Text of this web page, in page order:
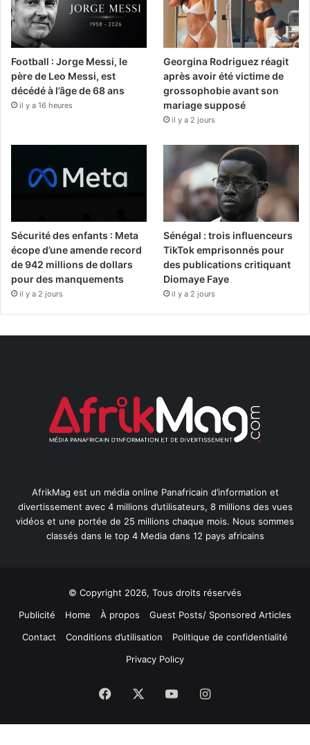
Football : Jorge Messi, le
père de Leo Messi, est
décédé à l’âge de 68 ans
il y a 16 heures
Georgina Rodriguez réagit
après avoir été victime de
grossophobie avant son
mariage supposé
il y a 2 jours
Sécurité des enfants : Meta
écope d’une amende record
de 942 millions de dollars
pour des manquements
il y a 2 jours
Sénégal : trois influenceurs
TikTok emprisonnés pour
des publications critiquant
Diomaye Faye
il y a 2 jours
AfrikMag est un média online Panafricain d’information et
divertissement avec 4 millions d’utilisateurs, 8 millions des vues
vidéos et une portée de 25 millions chaque mois. Nous sommes
classés dans le top 4 Media dans 12 pays africains
© Copyright 2026, Tous droits réservés
Publicité
Home À propos
Guest Posts/ Sponsored Articles
Contact
Conditions d’utilisation
Politique de confidentialité
Privacy Policy
Facebook YouTubeInstagram